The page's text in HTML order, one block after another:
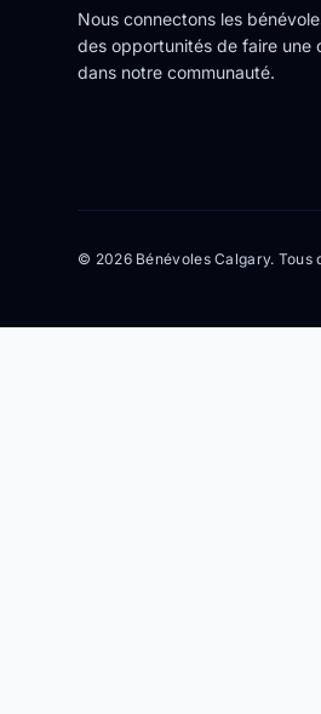
Nous connectons les
des opportunités de faire une
dans notre communauté.
© 2026 Bénévoles Calgary. Tous